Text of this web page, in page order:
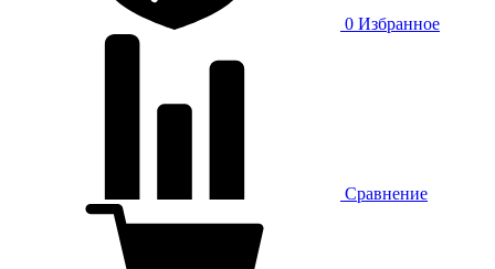
0 Избранное
Сравнение